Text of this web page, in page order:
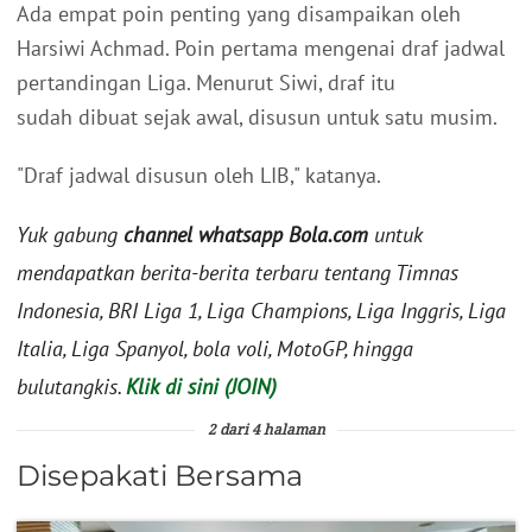
Ada empat poin penting yang disampaikan oleh
Harsiwi Achmad. Poin pertama mengenai draf jadwal
pertandingan Liga. Menurut Siwi, draf itu
sudah dibuat sejak awal, disusun untuk satu musim.
"Draf jadwal disusun oleh LIB," katanya.
Yuk gabung channel whatsapp Bola.com untuk
mendapatkan berita-berita terbaru tentang Timnas
Indonesia, BRI Liga 1, Liga Champions, Liga Inggris, Liga
Italia, Liga Spanyol, bola voli, MotoGP, hingga
bulutangkis.Klik di sini (JOIN)
2 dari 4 halaman
Disepakati Bersama